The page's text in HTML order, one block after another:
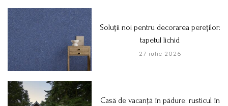
Soluții noi pentru decorarea pereților:
tapetul lichid
27 iulie 2026
Casă de vacanță în pădure: rusticul în